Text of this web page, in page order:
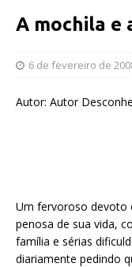
A mochila e
6 de fevereiro de
Autor: Autor
Um fervoroso devoto
penosa de sua vida,
família e sérias
diariamente pedindo